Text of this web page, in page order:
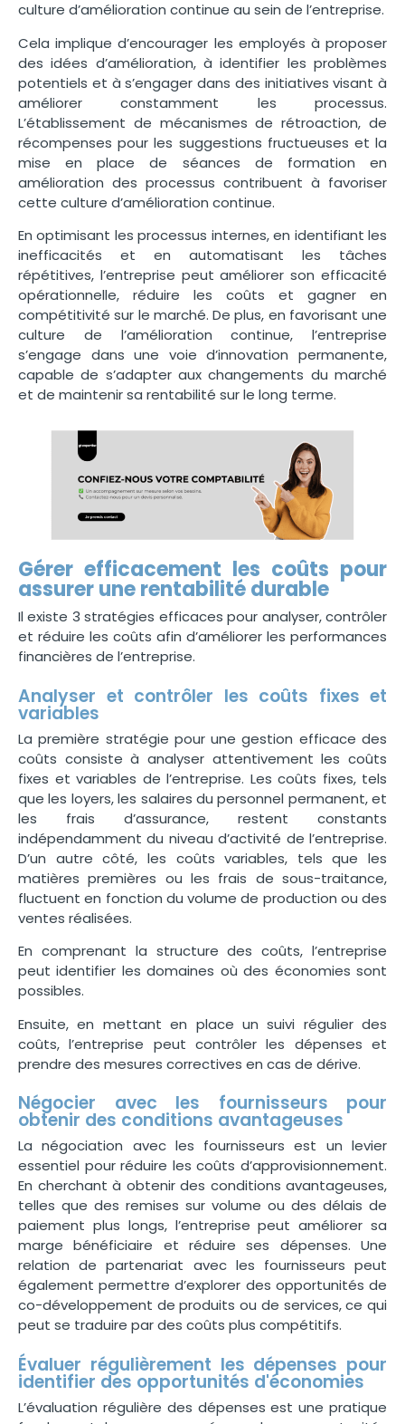
culture d’amélioration continue au sein de l’entreprise.
Cela implique d’encourager les employés à proposer
des idées d’amélioration, à identifier les problèmes
potentiels et à s’engager dans des initiatives visant à
améliorer constamment les processus.
L’établissement de mécanismes de rétroaction, de
récompenses pour les suggestions fructueuses et la
mise en place de séances de formation en
amélioration des processus contribuent à favoriser
cette culture d’amélioration continue.
En optimisant les processus internes, en identifiant les
inefficacités et en automatisant les tâches
répétitives, l’entreprise peut améliorer son efficacité
opérationnelle, réduire les coûts et gagner en
compétitivité sur le marché. De plus, en favorisant une
culture de l’amélioration continue, l’entreprise
s’engage dans une voie d’innovation permanente,
capable de s’adapter aux changements du marché
et de maintenir sa rentabilité sur le long terme.
Gérer efficacement les coûts pour
assurer une rentabilité durable
Il existe 3 stratégies efficaces pour analyser, contrôler
et réduire les coûts afin d’améliorer les performances
financières de l’entreprise.
Analyser et contrôler les coûts fixes et
variables
La première stratégie pour une gestion efficace des
coûts consiste à analyser attentivement les coûts
fixes et variables de l’entreprise. Les coûts fixes, tels
que les loyers, les salaires du personnel permanent, et
les frais d’assurance, restent constants
indépendamment du niveau d’activité de l’entreprise.
D’un autre côté, les coûts variables, tels que les
matières premières ou les frais de sous-traitance,
fluctuent en fonction du volume de production ou des
ventes réalisées.
En comprenant la structure des coûts, l’entreprise
peut identifier les domaines où des économies sont
possibles.
Ensuite, en mettant en place un suivi régulier des
coûts, l’entreprise peut contrôler les dépenses et
prendre des mesures correctives en cas de dérive.
Négocier avec les fournisseurs pour
obtenir des conditions avantageuses
La négociation avec les fournisseurs est un levier
essentiel pour réduire les coûts d’approvisionnement.
En cherchant à obtenir des conditions avantageuses,
telles que des remises sur volume ou des délais de
paiement plus longs, l’entreprise peut améliorer sa
marge bénéficiaire et réduire ses dépenses. Une
relation de partenariat avec les fournisseurs peut
également permettre d’explorer des opportunités de
co-développement de produits ou de services, ce qui
peut se traduire par des coûts plus compétitifs.
Évaluer régulièrement les dépenses pour
identifier des opportunités d'économies
L’évaluation régulière des dépenses est une pratique